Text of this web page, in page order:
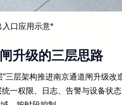
入口应用示意*
升级的三层思路
层架构推进南京通道闸升级
一权限、日志、告警与设备状